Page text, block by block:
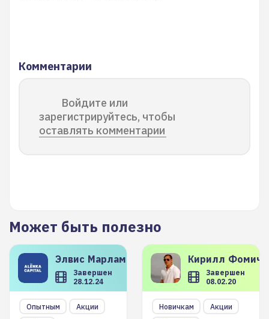
Комментарии
Войдите или
зарегистрируйтесь, чтобы
оставлять комментарии
Может быть полезно
Элвис Марламов
Завершен
28.12.24
Опытным
Акции
Кирилл
Завершен
08.02.20
Новичкам
Акции